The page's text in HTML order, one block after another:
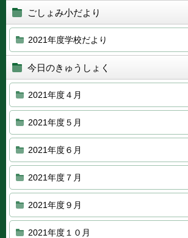
ごしょみ小だより
2021年度学校だより
今日のきゅうしょく
2021年度４月
2021年度５月
2021年度６月
2021年度７月
2021年度９月
2021年度１０月